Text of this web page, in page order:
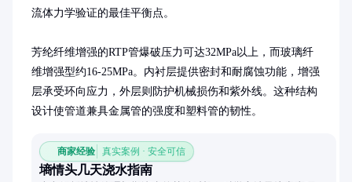
流体力学验证的最佳平衡点。
芳纶纤维增强的RTP管爆破压力可达32MPa以上，而玻璃纤
维增强型约16-25MPa。内衬层提供密封和耐腐蚀功能，增强
层承受环向应力，外层则防护机械损伤和紫外线。这种结构
设计使管道兼具金属管的强度和塑料管的韧性。
商家经验 真实案例 · 安全可信
墒情头几天浇水指南